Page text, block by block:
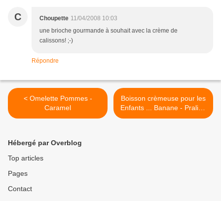
C Choupette 11/04/2008 10:03
une brioche gourmande à souhait avec la crème de
calissons! ;-)
Répondre
< Omelette Pommes -
Caramel
Boisson crèmeuse pour les
Enfants ... Banane - Praliné
>
Hébergé par Overblog
Top articles
Pages
Contact